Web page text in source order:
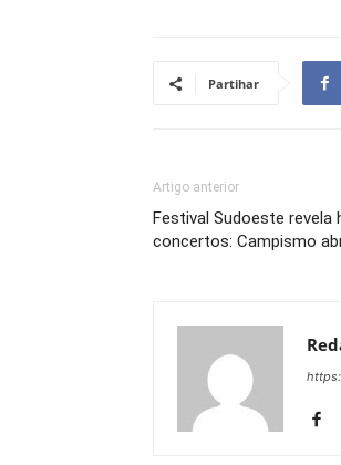
Partihar
Artigo anterior
Festival Sudoeste revela
concertos: Campismo